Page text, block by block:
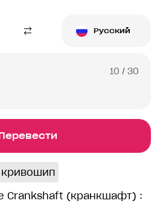
Русский
10 / 30
кривошип
Crankshaft (кранкшафт) :